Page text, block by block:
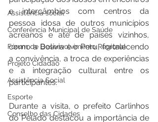
Assistência social
Conferência Municipal de Saúde
Fórum de Desenvolvimento Regional
Projeto Cidadão
Assistência Social
Esporte
Conselho das Cidades
e intercâmbios com centros da
pessoa idosa de outros municípios
acreanos e até de países vizinhos,
como a Bolívia e o Peru, fortalecendo
a convivência, a troca de experiências
e a integração cultural entre os
participantes.
Durante a visita, o prefeito Carlinhos
do Pelado destacou a importância de